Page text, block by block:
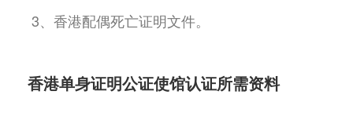
3、香港配偶死亡证明文件。
香港单身证明公证使馆认证所需资料